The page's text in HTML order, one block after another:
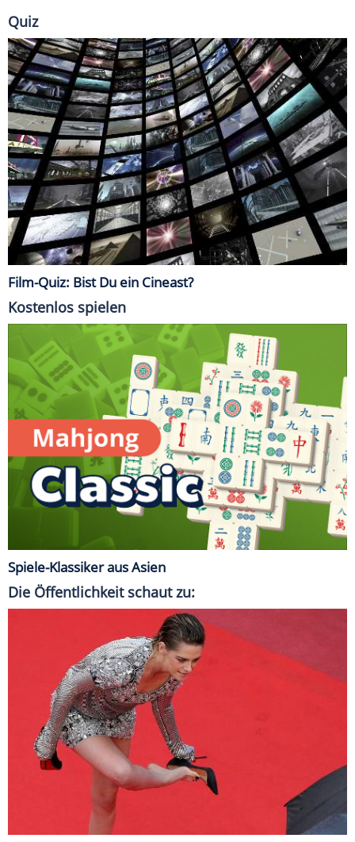
Quiz
Film-Quiz: Bist Du ein Cineast?
Kostenlos spielen
Spiele-Klassiker aus Asien
Die Öffentlichkeit schaut zu: